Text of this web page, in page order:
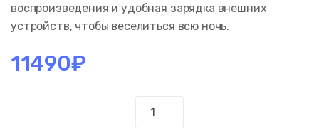
воспроизведения и удобная зарядка внешних
устройств, чтобы веселиться всю ночь.
11490₽